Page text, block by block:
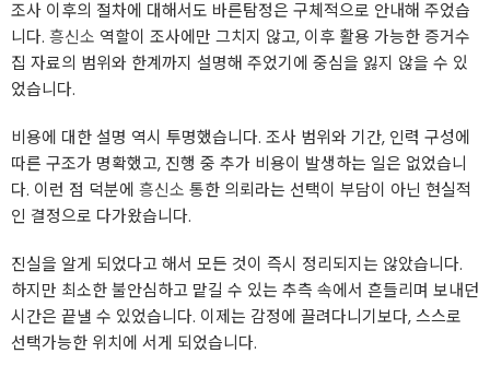
조사 이후의 절차에 대해서도 바른탐정은 구체적으로 안내해 주었습
니다. 흥신소 역할이 조사에만 그치지 않고, 이후 활용 가능한 증거수
집 자료의 범위와 한계까지 설명해 주었기에 중심을 잃지 않을 수 있
었습니다.
비용에 대한 설명 역시 투명했습니다. 조사 범위와 기간, 인력 구성에
따른 구조가 명확했고, 진행 중 추가 비용이 발생하는 일은 없었습니
다. 이런 점 덕분에 흥신소 통한 의뢰라는 선택이 부담이 아닌 현실적
인 결정으로 다가왔습니다.
진실을 알게 되었다고 해서 모든 것이 즉시 정리되지는 않았습니다.
하지만 최소한 불안심하고 맡길 수 있는 추측 속에서 흔들리며 보내던
시간은 끝낼 수 있었습니다. 이제는 감정에 끌려다니기보다, 스스로
선택가능한 위치에 서게 되었습니다.